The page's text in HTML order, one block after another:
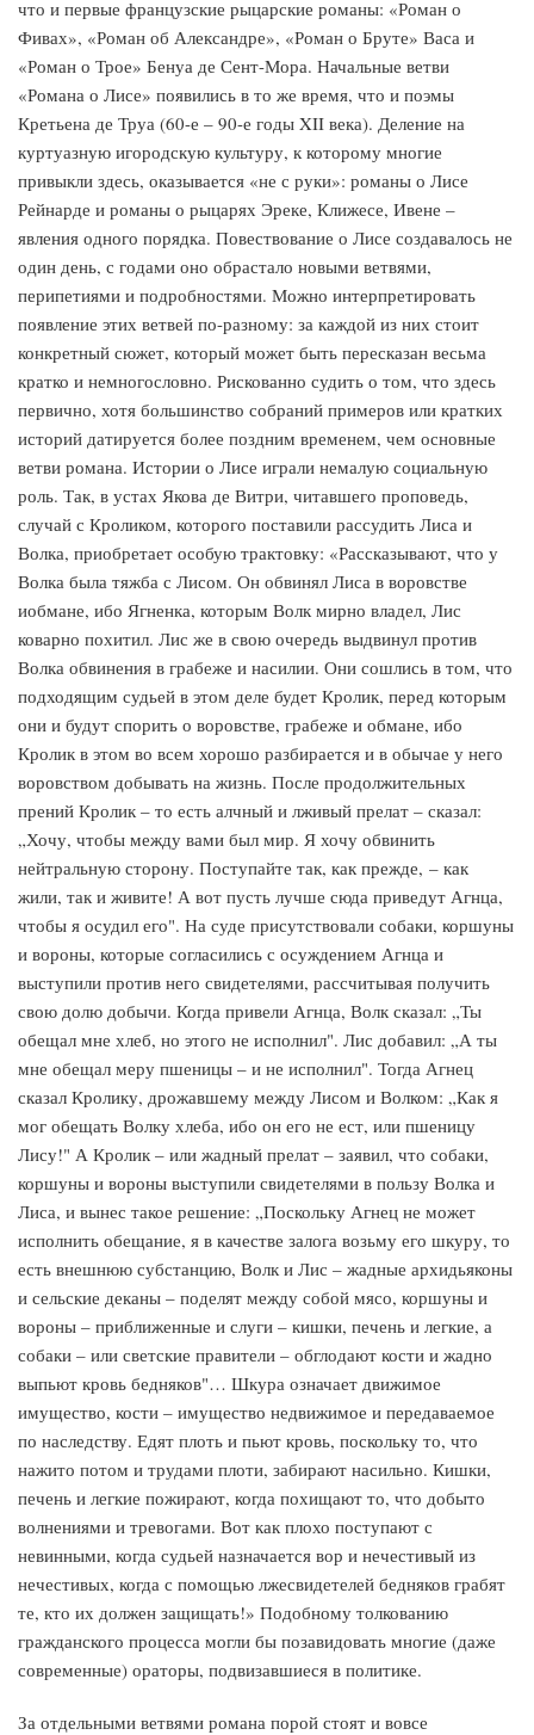
что и первые французские рыцарские романы: «Роман о
Фивах», «Роман об Александре», «Роман о Бруте» Васа и
«Роман о Трое» Бенуа де Сент-Мора. Начальные ветви
«Романа о Лисе» появились в то же время, что и поэмы
Кретьена де Труа (60-е – 90-е годы XII века). Деление на
куртуазную игородскую культуру, к которому многие
привыкли здесь, оказывается «не с руки»: романы о Лисе
Рейнарде и романы о рыцарях Эреке, Клижесе, Ивене –
явления одного порядка. Повествование о Лисе создавалось не
один день, с годами оно обрастало новыми ветвями,
перипетиями и подробностями. Можно интерпретировать
появление этих ветвей по-разному: за каждой из них стоит
конкретный сюжет, который может быть пересказан весьма
кратко и немногословно. Рискованно судить о том, что здесь
первично, хотя большинство собраний примеров или кратких
историй датируется более поздним временем, чем основные
ветви романа. Истории о Лисе играли немалую социальную
роль. Так, в устах Якова де Витри, читавшего проповедь,
случай с Кроликом, которого поставили рассудить Лиса и
Волка, приобретает особую трактовку: «Рассказывают, что у
Волка была тяжба с Лисом. Он обвинял Лиса в воровстве
иобмане, ибо Ягненка, которым Волк мирно владел, Лис
коварно похитил. Лис же в свою очередь выдвинул против
Волка обвинения в грабеже и насилии. Они сошлись в том, что
подходящим судьей в этом деле будет Кролик, перед которым
они и будут спорить о воровстве, грабеже и обмане, ибо
Кролик в этом во всем хорошо разбирается и в обычае у него
воровством добывать на жизнь. После продолжительных
прений Кролик – то есть алчный и лживый прелат – сказал:
„Хочу, чтобы между вами был мир. Я хочу обвинить
нейтральную сторону. Поступайте так, как прежде, – как
жили, так и живите! А вот пусть лучше сюда приведут Агнца,
чтобы я осудил его". На суде присутствовали собаки, коршуны
и вороны, которые согласились с осуждением Агнца и
выступили против него свидетелями, рассчитывая получить
свою долю добычи. Когда привели Агнца, Волк сказал: „Ты
обещал мне хлеб, но этого не исполнил". Лис добавил: „А ты
мне обещал меру пшеницы – и не исполнил". Тогда Агнец
сказал Кролику, дрожавшему между Лисом и Волком: „Как я
мог обещать Волку хлеба, ибо он его не ест, или пшеницу
Лису!" А Кролик – или жадный прелат – заявил, что собаки,
коршуны и вороны выступили свидетелями в пользу Волка и
Лиса, и вынес такое решение: „Поскольку Агнец не может
исполнить обещание, я в качестве залога возьму его шкуру, то
есть внешнюю субстанцию, Волк и Лис – жадные архидьяконы
и сельские деканы – поделят между собой мясо, коршуны и
вороны – приближенные и слуги – кишки, печень и легкие, а
собаки – или светские правители – обглодают кости и жадно
выпьют кровь бедняков"… Шкура означает движимое
имущество, кости – имущество недвижимое и передаваемое
по наследству. Едят плоть и пьют кровь, поскольку то, что
нажито потом и трудами плоти, забирают насильно. Кишки,
печень и легкие пожирают, когда похищают то, что добыто
волнениями и тревогами. Вот как плохо поступают с
невинными, когда судьей назначается вор и нечестивый из
нечестивых, когда с помощью лжесвидетелей бедняков грабят
те, кто их должен защищать!» Подобному толкованию
гражданского процесса могли бы позавидовать многие (даже
современные) ораторы, подвизавшиеся в политике.
За отдельными ветвями романа порой стоят и вовсе